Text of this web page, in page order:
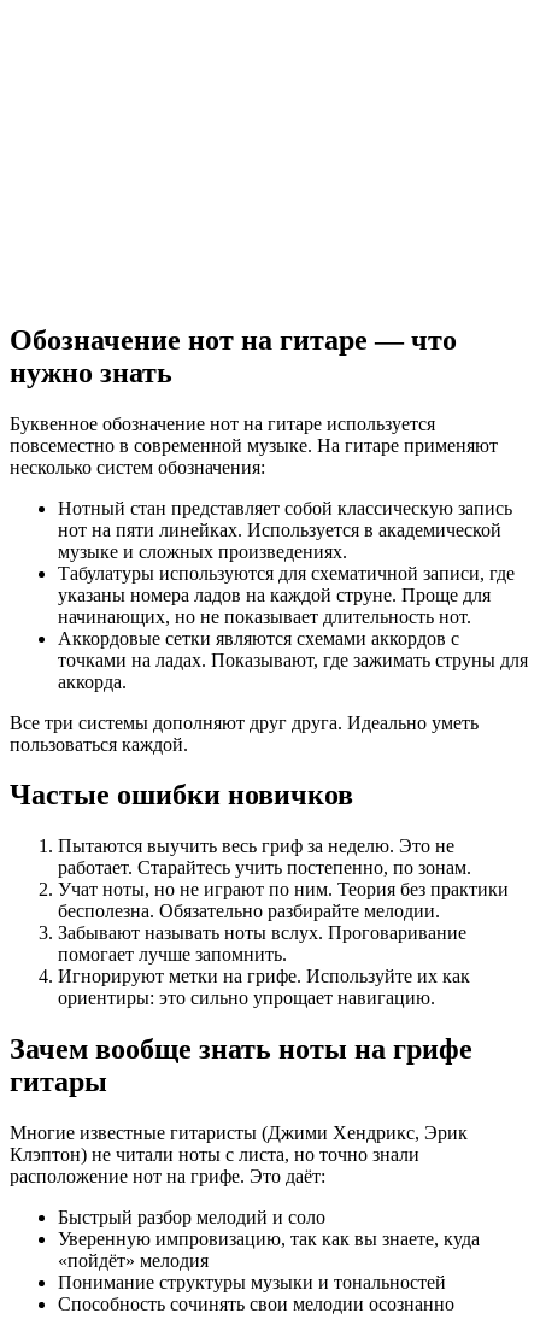
Обозначение нот на гитаре — что
нужно знать
Буквенное обозначение нот на гитаре используется
повсеместно в современной музыке. На гитаре применяют
несколько систем обозначения:
Нотный стан представляет собой классическую запись
нот на пяти линейках. Используется в академической
музыке и сложных произведениях.
Табулатуры используются для схематичной записи, где
указаны номера ладов на каждой струне. Проще для
начинающих, но не показывает длительность нот.
Аккордовые сетки являются схемами аккордов с
точками на ладах. Показывают, где зажимать струны для
аккорда.
Все три системы дополняют друг друга. Идеально уметь
пользоваться каждой.
Частые ошибки новичков
Пытаются выучить весь гриф за неделю. Это не
работает. Старайтесь учить постепенно, по зонам.
Учат ноты, но не играют по ним. Теория без практики
бесполезна. Обязательно разбирайте мелодии.
Забывают называть ноты вслух. Проговаривание
помогает лучше запомнить.
Игнорируют метки на грифе. Используйте их как
ориентиры: это сильно упрощает навигацию.
Зачем вообще знать ноты на грифе
гитары
Многие известные гитаристы (Джими Хендрикс, Эрик
Клэптон) не читали ноты с листа, но точно знали
расположение нот на грифе. Это даёт:
Быстрый разбор мелодий и соло
Уверенную импровизацию, так как вы знаете, куда
«пойдёт» мелодия
Понимание структуры музыки и тональностей
Способность сочинять свои мелодии осознанно